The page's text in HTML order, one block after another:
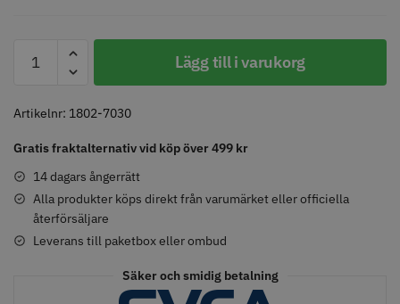
-
mm
mängd
Lägg till i varukorg
Artikelnr: 1802-7030
Gratis fraktalternativ vid köp över 499 kr
14 dagars ångerrätt
Alla produkter köps direkt från varumärket eller officiella
återförsäljare
Leverans till paketbox eller ombud
Säker och smidig betalning
Info
STORSÄLJARE STORSÄLJARE